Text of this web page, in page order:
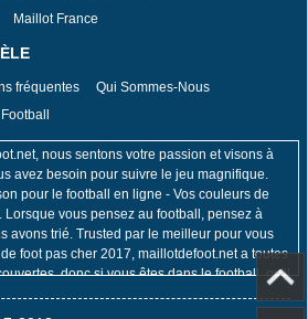
Maillot France
fréquentes
Qui Sommes-Nous
nous sentons votre passion et visons à
avez besoin pour suivre le jeu magnifique.
pour le football en ligne - Vos couleurs de
Lorsque vous pensez au football, pensez à
avons trié. Trusted par le meilleur pour vous
foot pas cher 2017, maillotdefoot.net a toutes
donc si vous êtes dans le football, qu'il